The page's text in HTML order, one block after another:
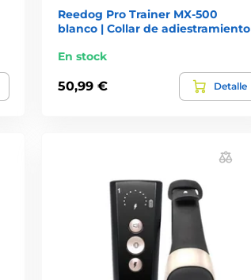
Reedog Pro Trainer MX-500
blanco | Collar de adiestramiento
En stock
50,99 € Detalle